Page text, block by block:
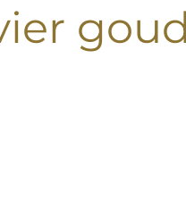
goud